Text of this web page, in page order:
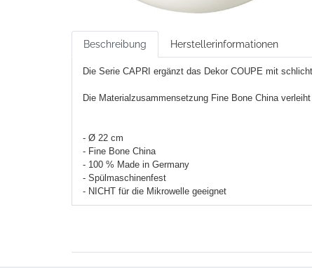
Beschreibung Herstellerinformationen
Die Serie CAPRI ergänzt das Dekor COUPE mit
Die Materialzusammensetzung Fine Bone China
- Ø 22 cm
- Fine Bone China
- 100 % Made in Germany
- Spülmaschinenfest
- NICHT für die Mikrowelle geeignet